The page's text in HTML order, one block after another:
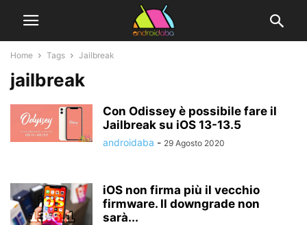
Home Tags Jailbreak
jailbreak
Con Odissey è possibile fare il
Jailbreak su iOS 13-13.5
androidaba - 29 Agosto 2020
iOS non firma più il vecchio
firmware. Il downgrade non
sarà...